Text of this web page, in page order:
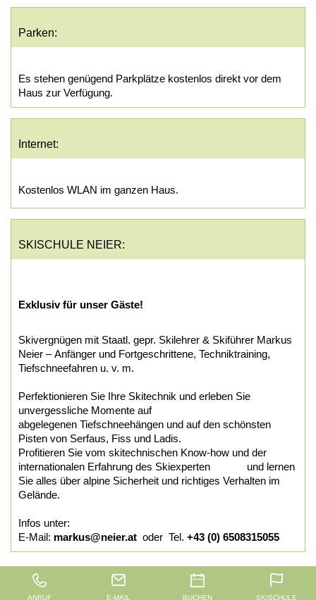
Parken:
Es stehen genügend Parkplätze kostenlos direkt vor dem
Haus zur Verfügung.
Internet:
Kostenlos WLAN im ganzen Haus.
SKISCHULE NEIER:
Exklusiv für unser Gäste!
Skivergnügen mit Staatl. gepr. Skilehrer & Skiführer Markus
Neier – Anfänger und Fortgeschrittene, Techniktraining,
Tiefschneefahren u. v. m.
Perfektionieren Sie Ihre Skitechnik und erleben Sie
unvergessliche Momente auf
abgelegenen Tiefschneehängen und auf den schönsten
Pisten von Serfaus, Fiss und Ladis.
Profitieren Sie vom skitechnischen Know-how und der
internationalen Erfahrung des Skiexperten und lernen
Sie alles über alpine Sicherheit und richtiges Verhalten im
Gelände.
Infos unter:
E-Mail: markus@neier.at oder Tel. +43 (0) 6508315055
ANRUF E-MAIL BUCHEN SKISCHULE